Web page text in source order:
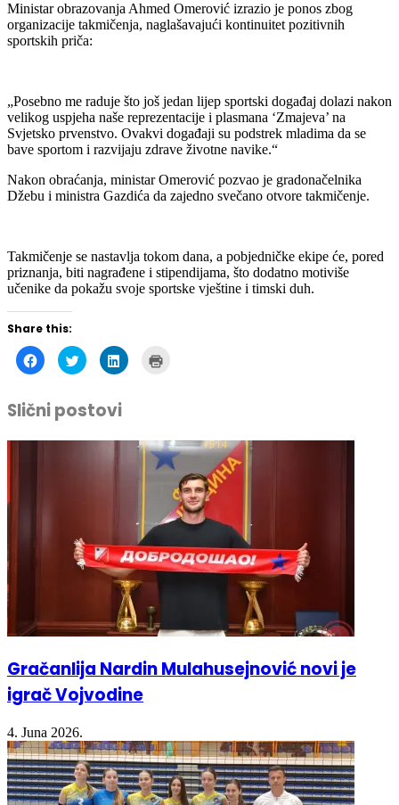
Ministar obrazovanja Ahmed Omerović izrazio je ponos zbog
organizacije takmičenja, naglašavajući kontinuitet pozitivnih
sportskih priča:
„Posebno me raduje što još jedan lijep sportski događaj dolazi nakon
velikog uspjeha naše reprezentacije i plasmana ‘Zmajeva’ na
Svjetsko prvenstvo. Ovakvi događaji su podstrek mladima da se
bave sportom i razvijaju zdrave životne navike.“
Nakon obraćanja, ministar Omerović pozvao je gradonačelnika
Džebu i ministra Gazdića da zajedno svečano otvore takmičenje.
Takmičenje se nastavlja tokom dana, a pobjedničke ekipe će, pored
priznanja, biti nagrađene i stipendijama, što dodatno motiviše
učenike da pokažu svoje sportske vještine i timski duh.
Share this:
Click
to
share
Facebook
(Opens
in
window)
Click
to
share
(Opens
in
window)
Click
to
window)
Slični postovi
Gračanlija Nardin Mulahusejnović novi je
igrač Vojvodine
4. Juna 2026.